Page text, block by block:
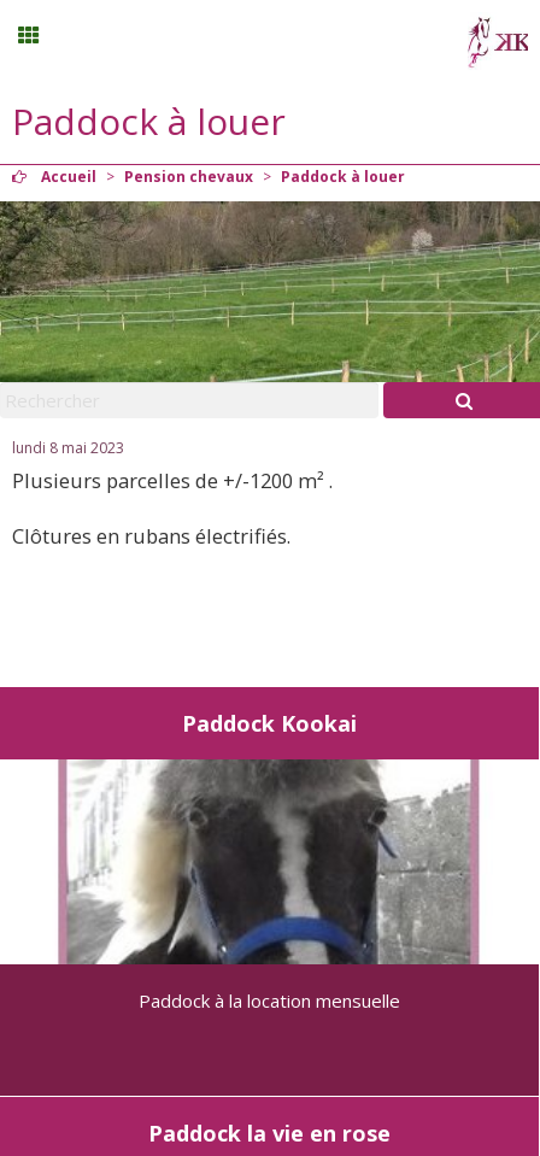
Stages vacances
Menu
Mon compte
Panier
Contact
Paddock à louer
Accueil > Pension chevaux > Paddock à louer
lundi 8 mai 2023
Plusieurs parcelles de +/-1200 m² .
Clôtures en rubans électrifiés.
Paddock Kookai
Paddock à la location mensuelle
Paddock la vie en rose